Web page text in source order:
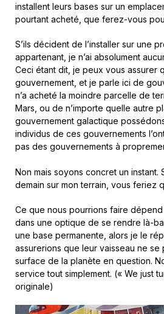
installent leurs bases sur un
pourtant acheté, que ferez-vous
S’ils décident de l’installer sur une
appartenant, je n’ai absolument
Ceci étant dit, je peux vous assurer
gouvernement, et je parle ici de
n’a acheté la moindre parcelle de
Mars, ou de n’importe quelle autre
gouvernement galactique
individus de ces gouvernements
pas des gouvernements à
Non mais soyons concret un instant.
demain sur mon terrain, vous feriez
Ce que nous pourrions faire dépend
dans une optique de se rendre là-
une base permanente, alors je le
assurerions que leur vaisseau ne se
surface de la planète en question.
service tout simplement. (« We just
originale)